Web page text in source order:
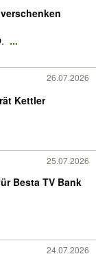
...
26.07.2026
Kettler
25.07.2026
Besta TV Bank
24.07.2026